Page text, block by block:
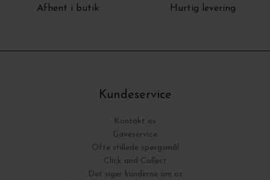
Afhent i butik Hurtig levering
Kundeservice
Kontakt os
Gaveservice
Ofte stillede spørgsmål
Click and Collect
Det siger kunderne om os